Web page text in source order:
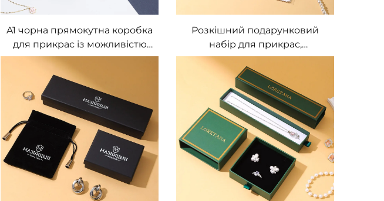
A1 чорна прямокутна коробка
для прикрас із можливістю
персоналізації, виготовлена з
вторинного картону, з
тисненням, популярна
коробка для зберігання
прикрас: кільця, підвіски,
сережки, з висувним ящиком
Розкішний подарунковий
набір для прикрас,
індивідуальна коробка-
вийма, паперові мішечки,
бавовняні мішечки,
мікрофіброві мішечки із
пряжкою для зберігання
сережок, намист та браслетів